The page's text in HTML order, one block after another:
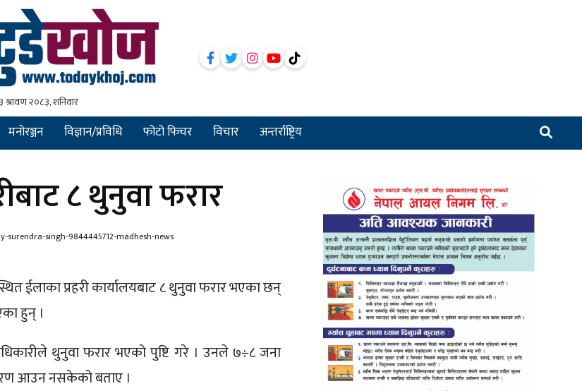
मनोरञ्जन विज्ञान/प्रविधि फोटो फिचर विचार अन्तर्राष्ट्रिय
८ थुनुवा फरार
ईलाका प्रहरी कार्यालयबाट ८ थुनुवा फरार भएका छन्
हुन् ।
थुनुवा फरार भएको पुष्टि गरे । उनले ७÷८ जना
आउन नसकेको बताए ।